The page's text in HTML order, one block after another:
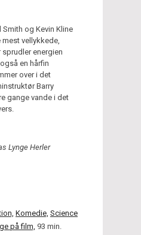
og Kevin Kline
vellykkede,
energien
en hårfin
over i det
Barry
gange vande i det
Lynge Herler
Komedie, Science
på film, 93 min.